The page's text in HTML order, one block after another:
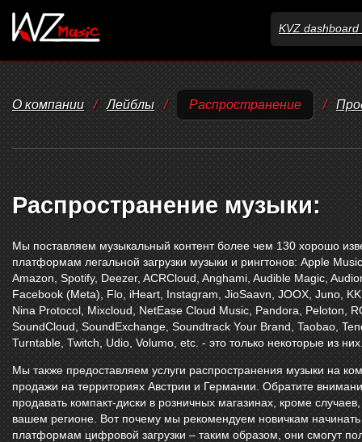
KVZ dashboard
О компании / Лейблы / Распространение /
Распространение музыки:
Мы поставляем музыкальный контент более чем 130 хорошо
платформам легальной загрузки музыки и рингтонов: Apple Music
Amazon Spotify, Deezer, ACRCloud Anghami Audible Magic
Facebook (Meta)
Flo iHeart Instagram JioSaavn JOOX Juno
Nina Protocol Mixcloud NetEase Cloud Music Pandora Peloton
SoundCloud SoundExchange Soundtrack Your Brand Taobao
Turntable Twitch Udio Volumo etc. - это только некоторые из
Мы также предоставляем услуги распространения музыки на
продажи на территориях Австрии и Германии. Обратите
продавать компакт-диски в розничных магазинах, кроме
вашем регионе. Вот почему мы рекомендуем новичкам
платформам цифровой загрузки – таким образом, они смогут